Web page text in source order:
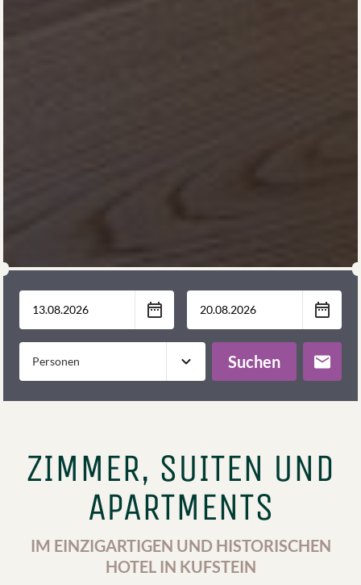
Suchen
ZIMMER, SUITEN UND
APARTMENTS
IM EINZIGARTIGEN UND HISTORISCHEN
HOTEL IN KUFSTEIN